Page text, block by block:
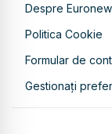
Despre
Politica Cookie
Formular de
Gestionați